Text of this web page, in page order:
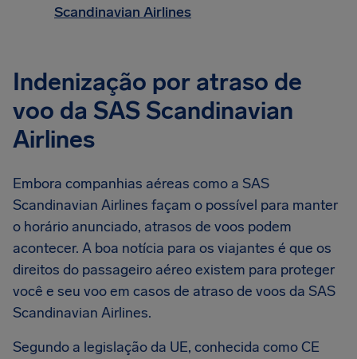
Scandinavian Airlines
Indenização por atraso de
voo da SAS Scandinavian
Airlines
Embora companhias aéreas como a SAS
Scandinavian Airlines façam o possível para manter
o horário anunciado, atrasos de voos podem
acontecer. A boa notícia para os viajantes é que os
direitos do passageiro aéreo existem para proteger
você e seu voo em casos de atraso de voos da SAS
Scandinavian Airlines.
Segundo a legislação da UE, conhecida como CE